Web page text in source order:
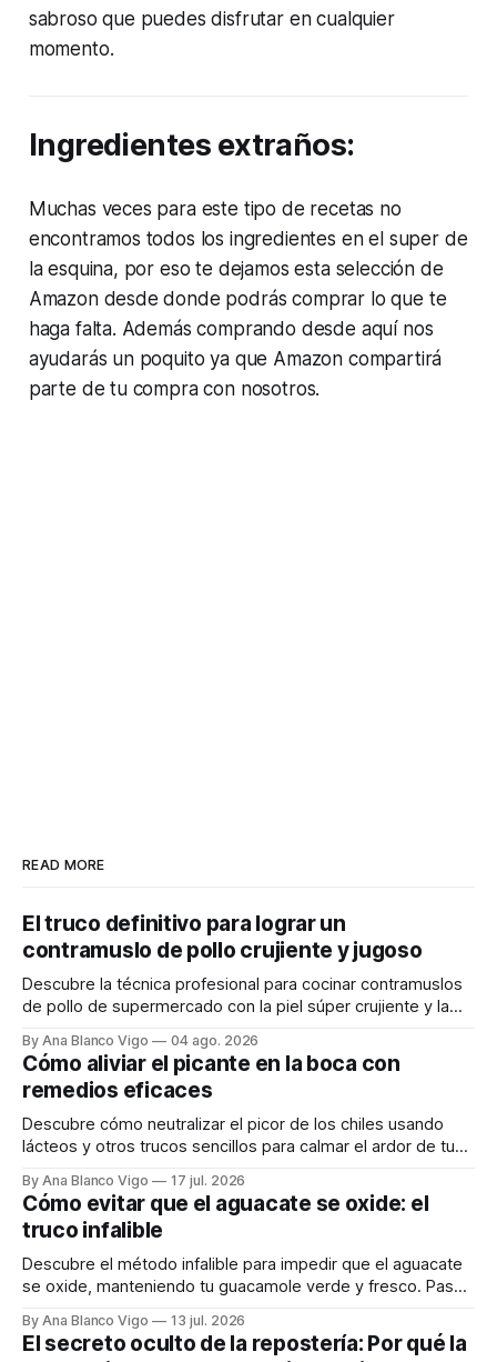
sabroso que puedes disfrutar en cualquier
momento.
Ingredientes extraños:
Muchas veces para este tipo de recetas no
encontramos todos los ingredientes en el super de
la esquina, por eso te dejamos esta selección de
Amazon desde donde podrás comprar lo que te
haga falta. Además comprando desde aquí nos
ayudarás un poquito ya que Amazon compartirá
parte de tu compra con nosotros.
READ MORE
El truco definitivo para lograr un
contramuslo de pollo crujiente y jugoso
Descubre la técnica profesional para cocinar contramuslos
de pollo de supermercado con la piel súper crujiente y la
By Ana Blanco Vigo 04 ago. 2026
Cómo aliviar el picante en la boca con
remedios eficaces
Descubre cómo neutralizar el picor de los chiles usando
lácteos y otros trucos sencillos para calmar el ardor de tu
By Ana Blanco Vigo 17 jul. 2026
Cómo evitar que el aguacate se oxide: el
truco infalible
Descubre el método infalible para impedir que el aguacate
se oxide, manteniendo tu guacamole verde y fresco. Paso
By Ana Blanco Vigo 13 jul. 2026
El secreto oculto de la repostería: Por qué la